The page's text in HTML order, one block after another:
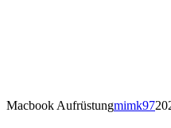
Macbook Aufrüstungmimk97